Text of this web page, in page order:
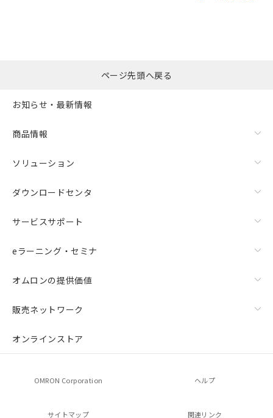
ページ先頭へ戻る
お知らせ・最新情報
商品情報
ソリューション
ダウンロードセンタ
サービスサポート
eラーニング・セミナ
オムロンの提供価値
販売ネットワーク
オンラインストア
OMRON Corporation ヘルプ
サイトマップ 関連リンク